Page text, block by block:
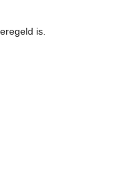
is.